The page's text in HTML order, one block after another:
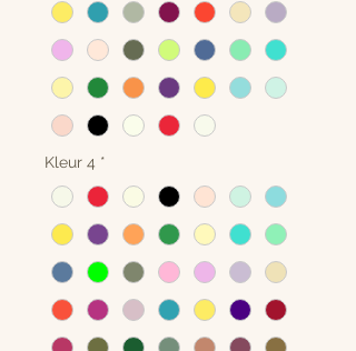
Kleur 4 *